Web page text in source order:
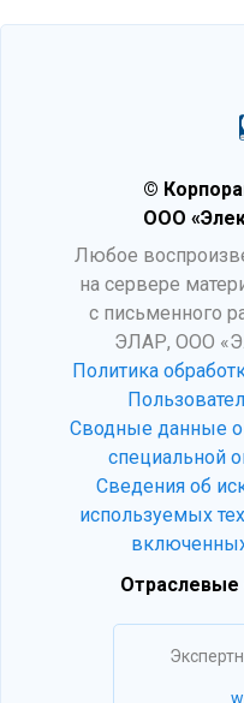
©
ООО
Любое
на сервере
с письменного
ЭЛАР, ООО
Политика
Сводные данные о
специальной
Сведения об
используемых
Отраслевые